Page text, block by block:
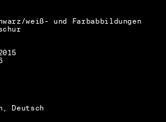
weiß- und Farbabbildungen
Deutsch